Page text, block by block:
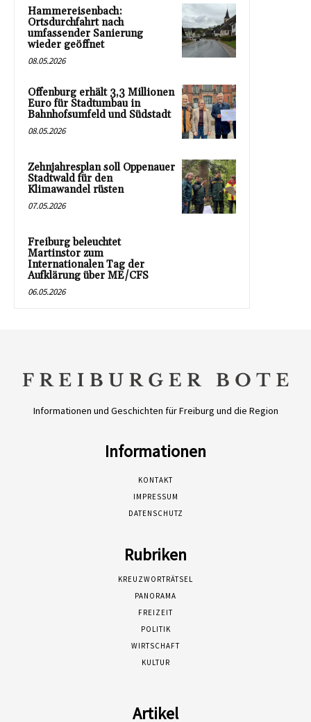
Hammereisenbach:
Ortsdurchfahrt nach
umfassender Sanierung
wieder geöffnet
08.05.2026
Offenburg erhält 3,3 Millionen
Euro für Stadtumbau in
Bahnhofsumfeld und Südstadt
08.05.2026
Zehnjahresplan soll Oppenauer
Stadtwald für den
Klimawandel rüsten
07.05.2026
Freiburg beleuchtet
Martinstor zum
Internationalen Tag der
Aufklärung über ME/CFS
06.05.2026
Informationen und Geschichten für Freiburg und die Region
Informationen
KONTAKT
IMPRESSUM
DATENSCHUTZ
Rubriken
KREUZWORTRÄTSEL
PANORAMA
FREIZEIT
POLITIK
WIRTSCHAFT
KULTUR
Artikel